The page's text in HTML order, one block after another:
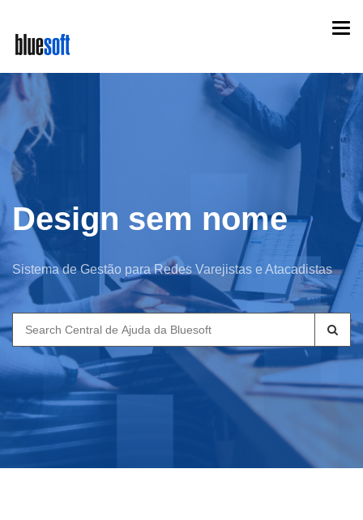
main
content
Design sem nome
Sistema de Gestão para Redes Varejistas e Atacadistas
Search
for: